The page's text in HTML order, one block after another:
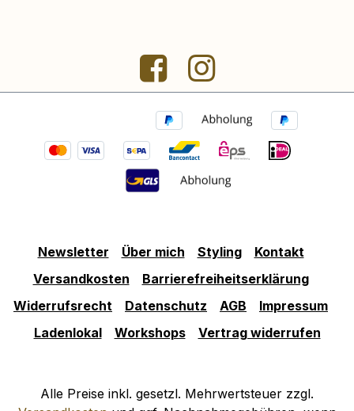
Newsletter Über mich Styling
Kontakt
Versandkosten
Barrierefreiheitserklärung
Widerrufsrecht
Datenschutz AGB
Impressum
Ladenlokal
Workshops Vertrag widerrufen
Alle Preise inkl. gesetzl. Mehrwertsteuer zzgl.